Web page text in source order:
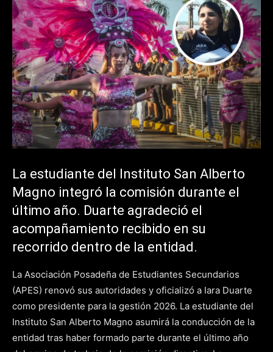
La estudiante del Instituto San Alberto
Magno integró la comisión durante el
último año. Duarte agradeció el
acompañamiento recibido en su
recorrido dentro de la entidad.
La Asociación Posadeña de Estudiantes Secundarios
(APES) renovó sus autoridades y oficializó a Iara Duarte
como presidente para la gestión 2026. La estudiante del
Instituto San Alberto Magno asumirá la conducción de la
entidad tras haber formado parte durante el último año